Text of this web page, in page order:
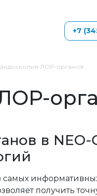
+7
ЛОР-органов
в NEO-
самых
получить